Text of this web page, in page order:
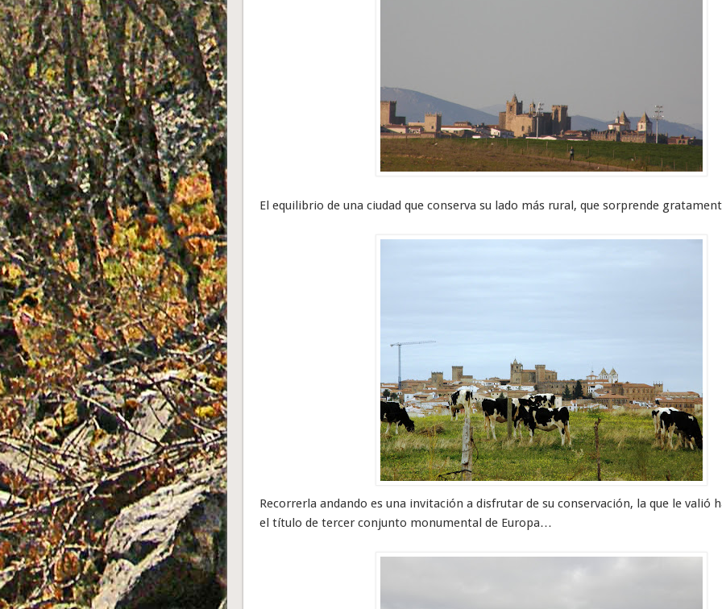
El equilibrio de una ciudad que conserva su lado más rural, que sorprende
Recorrerla andando es una invitación a disfrutar de su conservación, la que le valió
el título de tercer conjunto monumental de Europa…